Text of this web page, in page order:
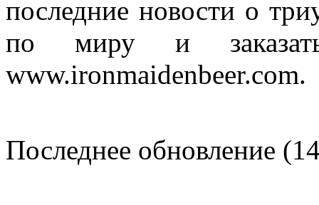
последние новости о
по миру и
www.ironmaidenbeer.com.
Последнее обновление